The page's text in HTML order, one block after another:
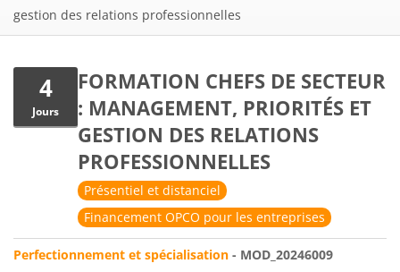
gestion des relations professionnelles
4
Jours
FORMATION CHEFS DE SECTEUR
: MANAGEMENT, PRIORITÉS ET
GESTION DES RELATIONS
PROFESSIONNELLES
Présentiel et distanciel
Financement OPCO pour les entreprises
Perfectionnement et spécialisation - MOD_20246009